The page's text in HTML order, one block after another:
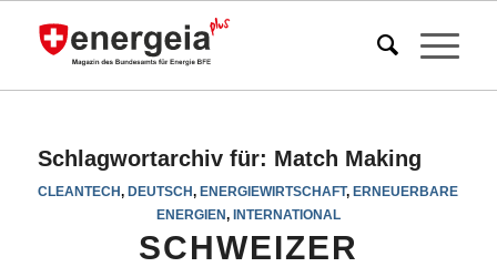
Schlagwortarchiv für: Match Making
CLEANTECH,DEUTSCH,ENERGIEWIRTSCHAFT,ERNEUERBARE
ENERGIEN, INTERNATIONAL
SCHWEIZER